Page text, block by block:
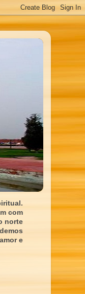
com
norte
e